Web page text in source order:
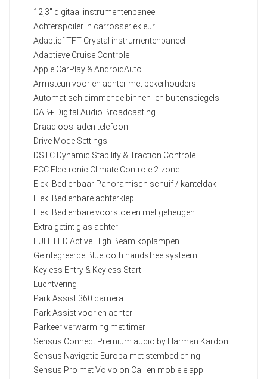
12,3" digitaal instrumentenpaneel
Achterspoiler in carrosseriekleur
Adaptief TFT Crystal instrumentenpaneel
Adaptieve Cruise Controle
Apple CarPlay & AndroidAuto
Armsteun voor en achter met bekerhouders
Automatisch dimmende binnen- en buitenspiegels
DAB+ Digital Audio Broadcasting
Draadloos laden telefoon
Drive Mode Settings
DSTC Dynamic Stability & Traction Controle
ECC Electronic Climate Controle 2-zone
Elek. Bedienbaar Panoramisch schuif / kanteldak
Elek. Bedienbare achterklep
Elek. Bedienbare voorstoelen met geheugen
Extra getint glas achter
FULL LED Active High Beam koplampen
Geïntegreerde Bluetooth handsfree systeem
Keyless Entry & Keyless Start
Luchtvering
Park Assist 360 camera
Park Assist voor en achter
Parkeer verwarming met timer
Sensus Connect Premium audio by Harman Kardon
Sensus Navigatie Europa met stembediening
Sensus Pro met Volvo on Call en mobiele app